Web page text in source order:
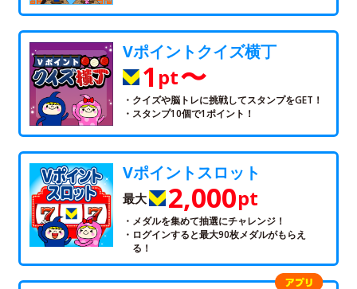
Vポイントクイズ横丁
1 pt〜
・クイズや脳トレに挑戦してスタンプをGET！
・スタンプ10個で1ポイント！
Vポイントスロット
最大 2,000pt
・メダルを集めて抽選にチャレンジ！
・ログインすると最大90枚メダルがもらえ
る！